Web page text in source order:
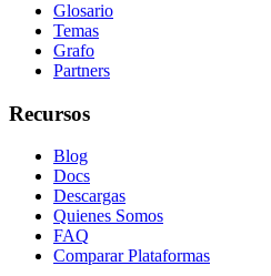
Glosario
Temas
Grafo
Partners
Recursos
Blog
Docs
Descargas
Quienes Somos
FAQ
Comparar Plataformas